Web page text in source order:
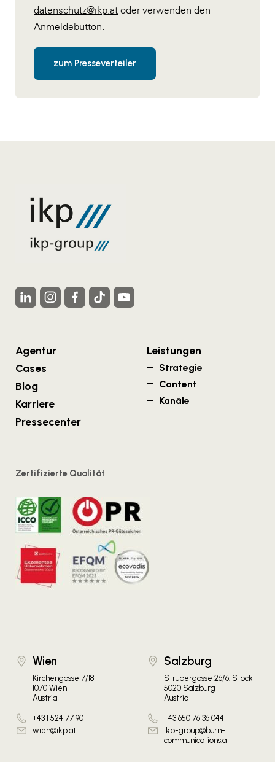
datenschutz@ikp.at oder verwenden den
Anmeldebutton.
zum Presseverteiler
Agentur
Cases
Blog
Karriere
Pressecenter
Leistungen
Strategie
Content
Kanäle
Zertifizierte Qualität
Wien
Kirchengasse 7/18
1070 Wien
Austria
+43 1 524 77 90
wien@ikp.at
Salzburg
Strubergasse 26/6. Stock
5020 Salzburg
Austria
+43 650 76 36 044
ikp-group@burn-
communications.at